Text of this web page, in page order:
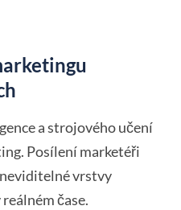
a strojového učení
Posílení marketéři
vrstvy
čase.